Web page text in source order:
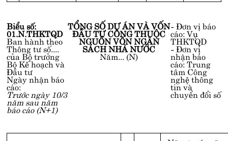
Biểu số:
01.N.THKTQD
Ban hành theo
Thông tư số....
của Bộ trưởng
Bộ Kế hoạch và
Đầu tư
Ngày nhận báo
cáo:
Trước ngày 10/3
năm sau năm
báo cáo (N+1)
TỔNG SỐ DỰ ÁN VÀ VỐN
ĐẦU TƯ CÔNG THUỘC
NGUỒN VỐN NGÂN
SÁCH NHÀ NƯỚC
Năm... (N)
- Đơn vị báo
cáo: Vụ
THKTQD
- Đơn vị
nhận báo
cáo: Trung
tâm Công
nghệ thông
tin và
chuyển đổi số